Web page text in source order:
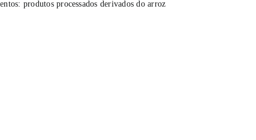
produtos processados derivados do arroz